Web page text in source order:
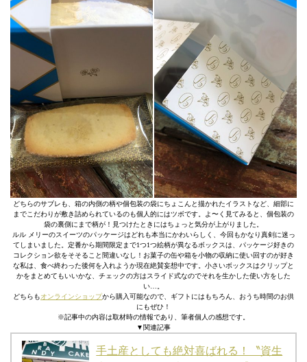
どちらのサブレも、箱の内側の柄や個包装の袋にちょこんと描かれたイラストなど、細部に
までこだわりが敷き詰められているのも個人的にはツボです。よ〜く見てみると、個包装の
袋の裏側にまで柄が！見つけたときにはちょっと気分が上がりました。
ルル メリーのスイーツのパッケージはどれも本当にかわいらしく、今回もかなり真剣に迷っ
てしまいました。定番から期間限定まで1つ1つ絵柄が異なるボックスは、パッケージ好きの
コレクション欲をそそること間違いなし！お菓子の缶や箱を小物の収納に使い回すのが好き
な私は、食べ終わった後何を入れようか現在絶賛妄想中です。小さいボックスはクリップと
かをまとめてもいいかな、チェックの方はスライド式なのでそれを生かした使い方をした
い…。
どちらもオンラインショップから購入可能なので、ギフトにはもちろん、おうち時間のお供
にもぜひ！
※記事中の内容は取材時の情報であり、筆者個人の感想です。
▼関連記事
手土産としても絶対喜ばれる！〝資生